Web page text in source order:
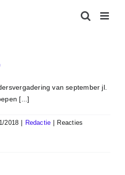
van september jl.
[...]
2018 Redactie
Reacties